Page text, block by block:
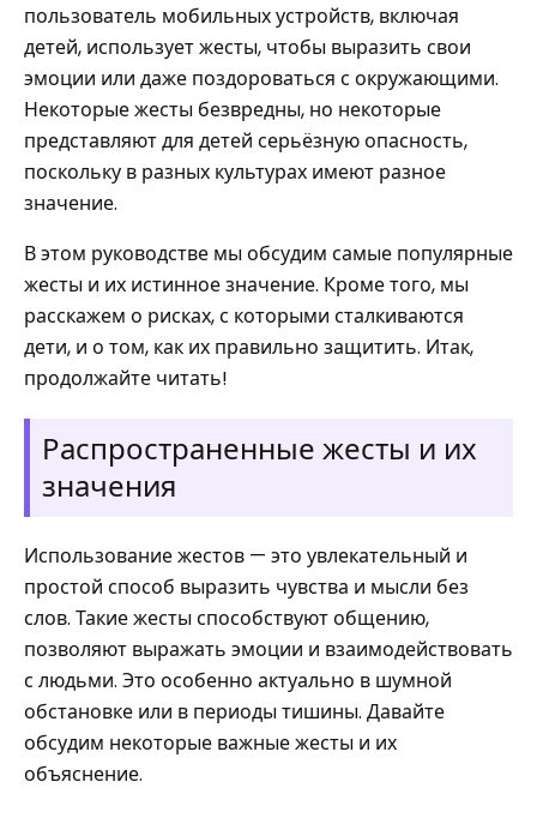
пользователь мобильных устройств, включая
детей, использует жесты, чтобы выразить свои
эмоции или даже поздороваться с окружающими.
Некоторые жесты безвредны, но некоторые
представляют для детей серьёзную опасность,
поскольку в разных культурах имеют разное
значение.
В этом руководстве мы обсудим самые популярные
жесты и их истинное значение. Кроме того, мы
расскажем о рисках, с которыми сталкиваются
дети, и о том, как их правильно защитить. Итак,
продолжайте читать!
Распространенные жесты и их
значения
Использование жестов — это увлекательный и
простой способ выразить чувства и мысли без
слов. Такие жесты способствуют общению,
позволяют выражать эмоции и взаимодействовать
с людьми. Это особенно актуально в шумной
обстановке или в периоды тишины. Давайте
обсудим некоторые важные жесты и их
объяснение.